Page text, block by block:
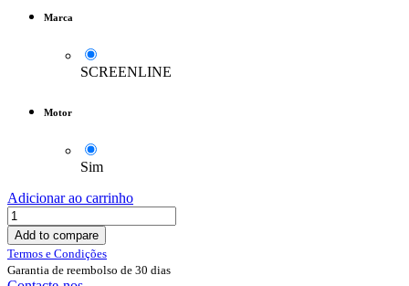
Marca
SCREENLINE
Motor
Sim
Adicionar ao carrinho
Add to compare
Termos e Condições
Garantia de reembolso de 30 dias